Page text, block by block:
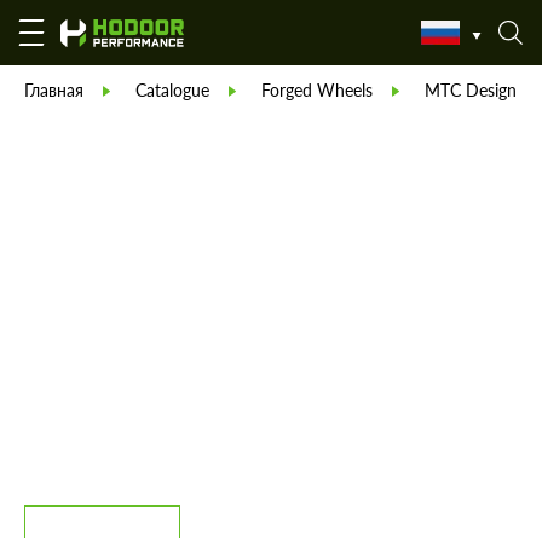
Главная Catalogue Forged Wheels MTC Design